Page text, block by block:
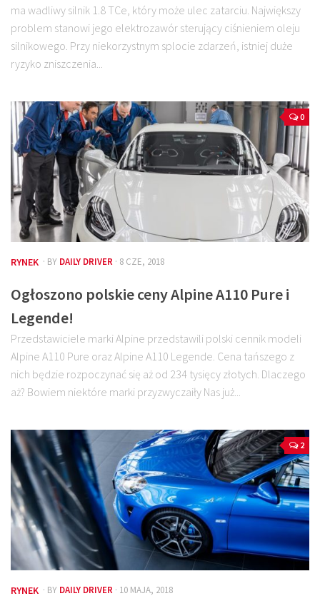
ma wadliwy silnik 1.8 TCe, który może ulec zatarciu. Największy
problem stanowi jego elektrozawór sterujący ciśnieniem oleju
silnikowego. Przy niekorzystnym splocie zdarzeń, istniej duże
ryzyko zniszczenia...
0
RYNEK · BY DAILY DRIVER · 8 CZE, 2018
Ogłoszono polskie ceny Alpine A110 Pure i
Legende!
Przedstawiciele marki Alpine przedstawili polski cennik modeli
Alpine A110 Pure oraz Alpine A110 Legende. Cena tańszego z
nich będzie rozpoczynać się aż od 234 tysięcy złotych. Dlaczego
aż? Bowiem niektóre marki przyzwyczaiły Nas już...
2
RYNEK · BY DAILY DRIVER · 10 MAJA, 2018